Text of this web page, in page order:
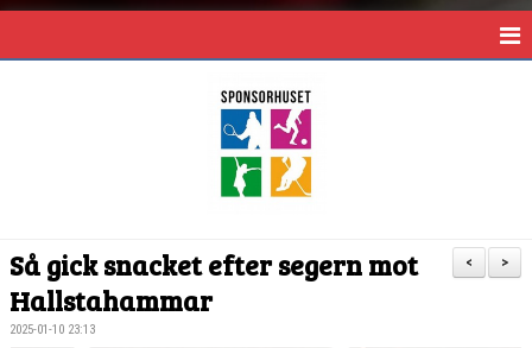
MATCHER
TABELL OCH RESULTAT
>
<
Så gick snacket efter segern mot
Hallstahammar
2025-01-10 23:13